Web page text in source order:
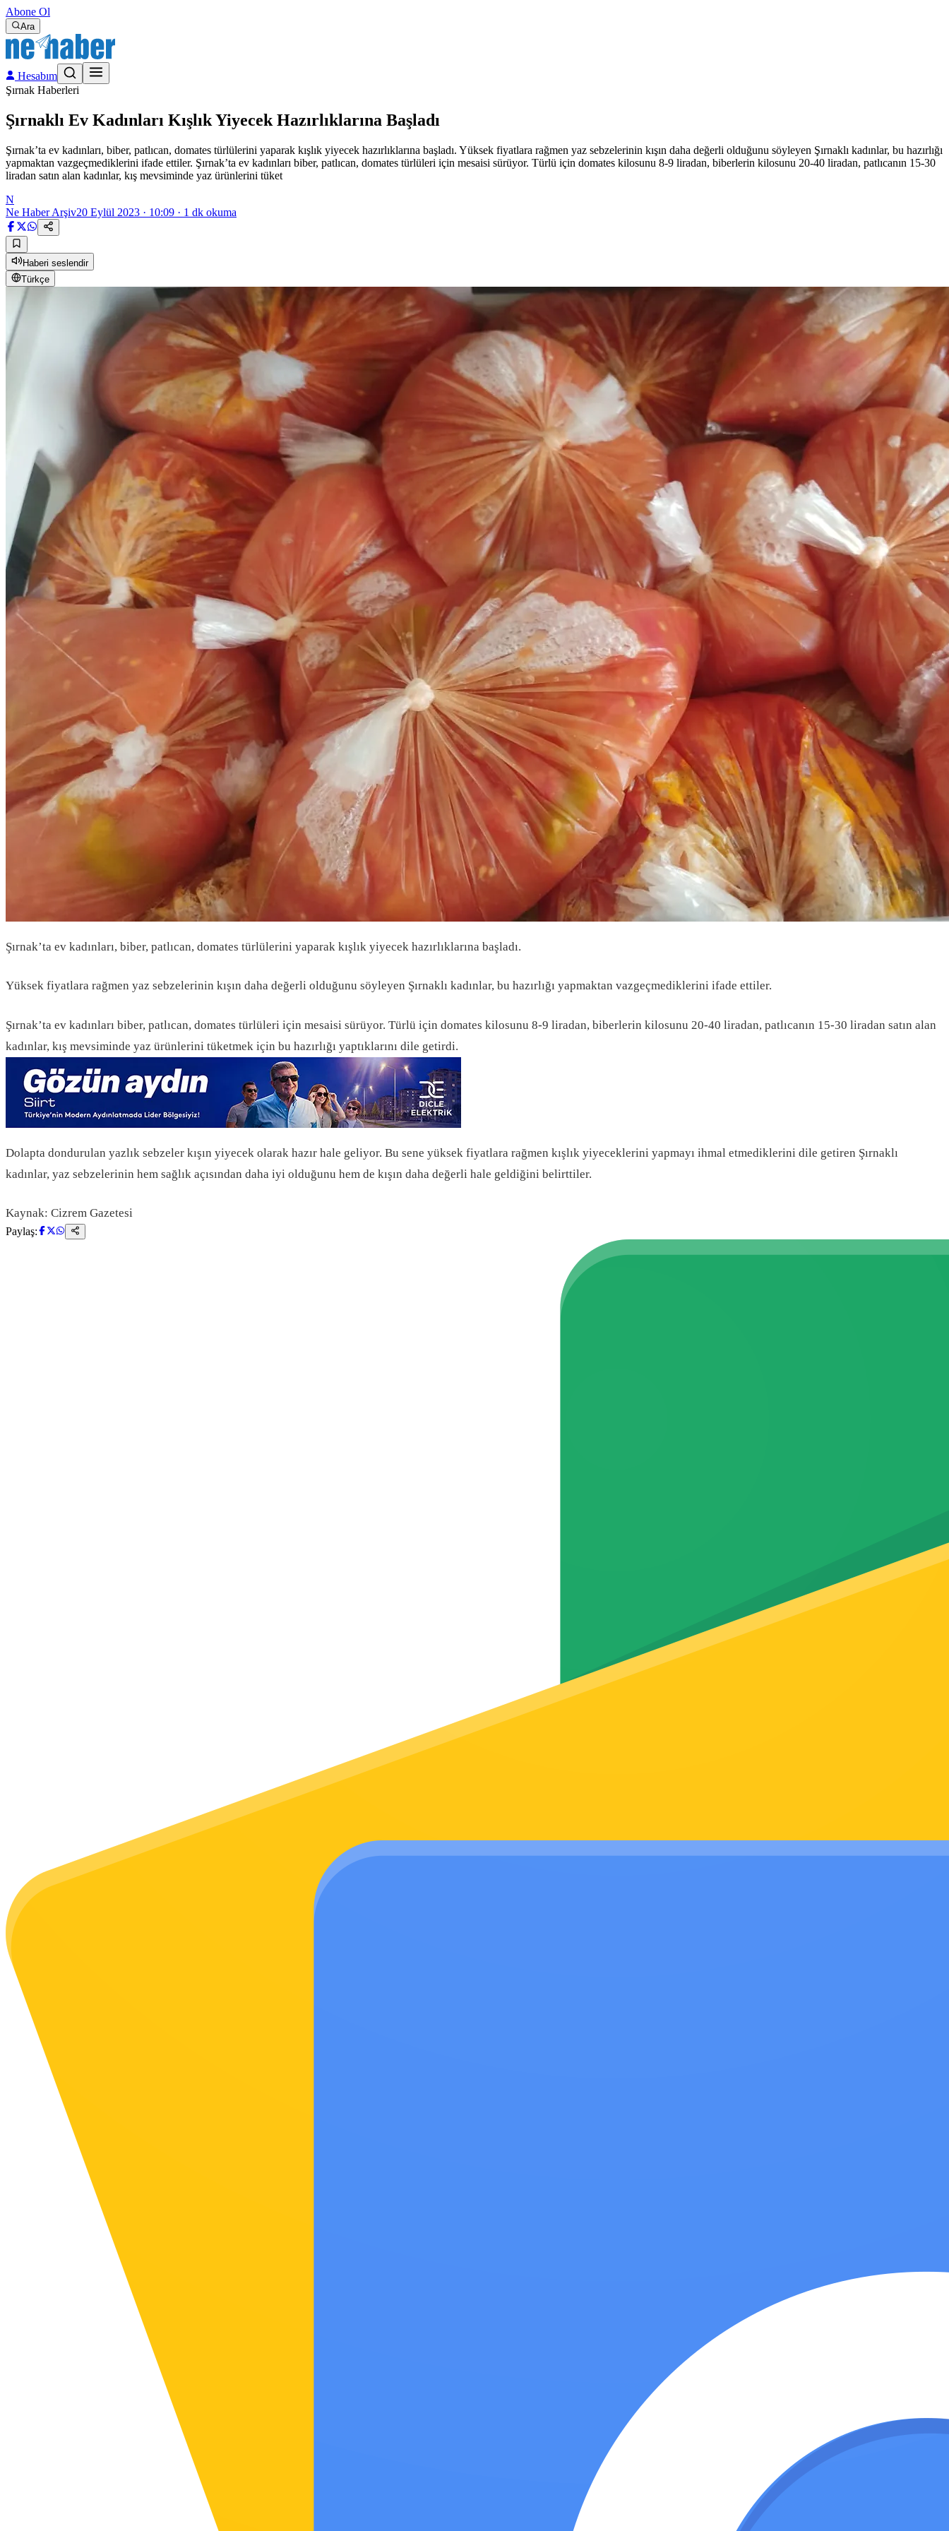
Abone Ol
Ara
Hesabım
Şırnak Haberleri
Şırnaklı Ev Kadınları Kışlık Yiyecek Hazırlıklarına Başladı
Şırnak’ta ev kadınları, biber, patlıcan, domates türlülerini yaparak kışlık yiyecek hazırlıklarına başladı. Yüksek fiyatlara rağmen yaz sebzelerinin kışın daha değerli olduğunu söyleyen Şırnaklı kadınlar, bu hazırlığı
yapmaktan vazgeçmediklerini ifade ettiler. Şırnak’ta ev kadınları biber, patlıcan, domates türlüleri için mesaisi sürüyor. Türlü için domates kilosunu 8-9 liradan, biberlerin kilosunu 20-40 liradan, patlıcanın 15-30
liradan satın alan kadınlar, kış mevsiminde yaz ürünlerini tüket
N
Ne Haber Arşiv20 Eylül 2023 · 10:09 · 1 dk okuma
Haberi seslendir
Türkçe
Şırnak’ta ev kadınları, biber, patlıcan, domates türlülerini yaparak kışlık yiyecek hazırlıklarına başladı.
Yüksek fiyatlara rağmen yaz sebzelerinin kışın daha değerli olduğunu söyleyen Şırnaklı kadınlar, bu hazırlığı yapmaktan vazgeçmediklerini ifade ettiler.
Şırnak’ta ev kadınları biber, patlıcan, domates türlüleri için mesaisi sürüyor. Türlü için domates kilosunu 8-9 liradan, biberlerin kilosunu 20-40 liradan, patlıcanın 15-30 liradan satın alan
kadınlar, kış mevsiminde yaz ürünlerini tüketmek için bu hazırlığı yaptıklarını dile getirdi.
Dolapta dondurulan yazlık sebzeler kışın yiyecek olarak hazır hale geliyor. Bu sene yüksek fiyatlara rağmen kışlık yiyeceklerini yapmayı ihmal etmediklerini dile getiren Şırnaklı
kadınlar, yaz sebzelerinin hem sağlık açısından daha iyi olduğunu hem de kışın daha değerli hale geldiğini belirttiler.
Kaynak: Cizrem Gazetesi
Paylaş: